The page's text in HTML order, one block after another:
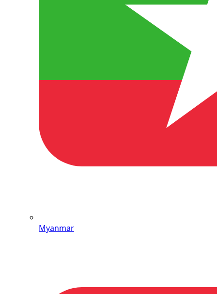
Myanmar